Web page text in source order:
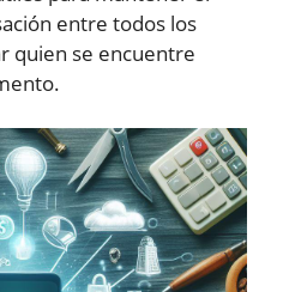
entre todos los
quien se encuentre